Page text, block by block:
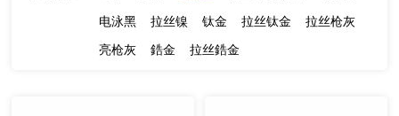
电泳黑
拉丝镍 钛金 拉丝钛金
拉丝枪灰
亮枪灰
鋯金 拉丝鋯金